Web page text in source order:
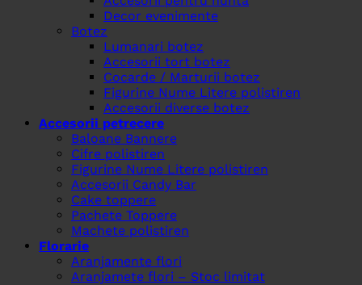
Decor evenimente
Botez
Lumanari botez
Accesorii tort botez
Cocarde / Marturii botez
Figurine Nume Litere polistiren
Accesorii diverse botez
Accesorii petrecere
Baloane Bannere
Cifre polistiren
Figurine Nume Litere polistiren
Accesorii Candy Bar
Cake toppere
Pachete Toppere
Machete polistiren
Florarie
Aranjamente flori
Aranjamete flori – Stoc limitat